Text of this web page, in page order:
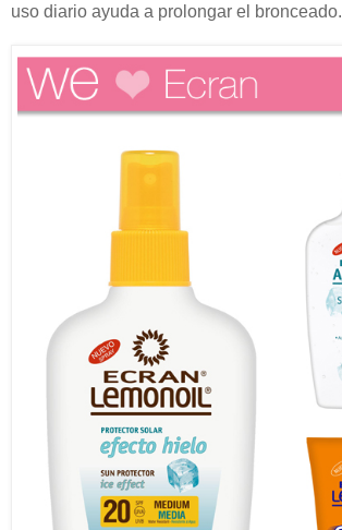
uso diario ayuda a prolongar el bronceado.